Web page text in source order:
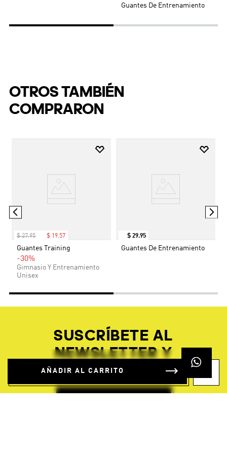
AÑADIR AL CARRITO
Guantes De Entrenamiento
OTROS TAMBIÉN
COMPRARON
$ 27.95 $ 19.57
Guantes Training
-30%
Gimnasio Y Entrenamiento
Unisex
$ 29.95
Guantes De Entrenamiento
SUSCRÍBETE AL
NEWSLETTER Y
AHORRA UN 15%